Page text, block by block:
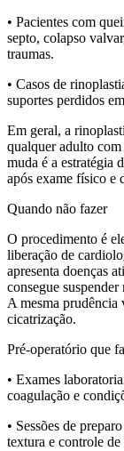
• Pacientes com
septo, colapso
traumas.
• Casos de
suportes perdidos
Em geral, a
qualquer adulto
muda é a estratégia
após exame físico e
Quando não fazer
O procedimento é
liberação de
apresenta doenças
consegue
A mesma prudência
cicatrização.
Pré-operatório que
• Exames
coagulação e
• Sessões de
textura e controle de